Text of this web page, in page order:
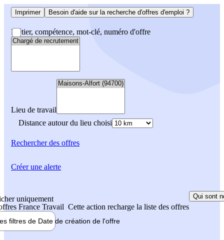
Imprimer Besoin d'aide sur la recherche d'offres d'emploi ?
Métier, compétence, mot-clé, numéro d'offre
Lieu de travail
Distance autour du lieu choisi
Rechercherdes offres
uniquement
France Travail Cette action recharge la liste des offres
Qui sont
filtres de Date de création de l'offre
Créer une alerte